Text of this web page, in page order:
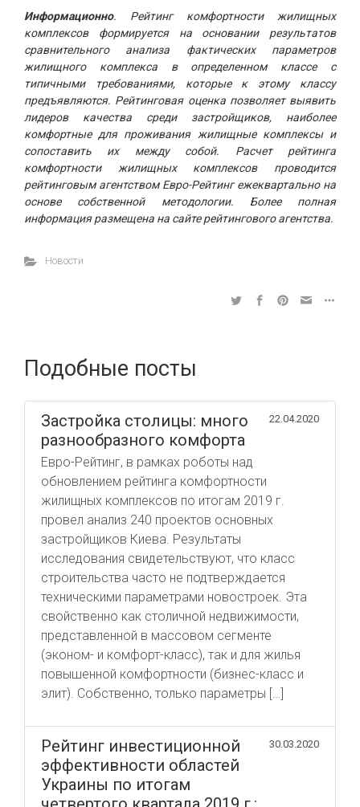
Информационно. Рейтинг комфортности жилищных
комплексов формируется на основании результатов
сравнительного анализа фактических параметров
жилищного комплекса в определенном классе с
типичными требованиями, которые к этому классу
предъявляются. Рейтинговая оценка позволяет выявить
лидеров качества среди застройщиков, наиболее
комфортные для проживания жилищные комплексы и
сопоставить их между собой. Расчет рейтинга
комфортности жилищных комплексов проводится
рейтинговым агентством Евро-Рейтинг ежеквартально на
основе собственной методологии. Более полная
информация размещена на сайте рейтингового агентства.
Новости
Подобные посты
Застройка столицы: много
разнообразного комфорта
22.04.2020
Евро-Рейтинг, в рамках роботы над
обновлением рейтинга комфортности
жилищных комплексов по итогам 2019 г.
провел анализ 240 проектов основных
застройщиков Киева. Результаты
исследования свидетельствуют, что класс
строительства часто не подтверждается
техническими параметрами новостроек. Эта
свойственно как столичной недвижимости,
представленной в массовом сегменте
(эконом- и комфорт-класс), так и для жилья
повышенной комфортности (бизнес-класс и
элит). Собственно, только параметры […]
Рейтинг инвестиционной
эффективности областей
Украины по итогам
30.03.2020